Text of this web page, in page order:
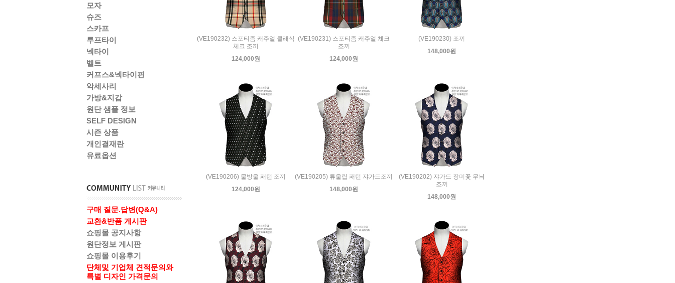
모자
슈즈
스카프
루프타이
넥타이
벨트
커프스&넥타이핀
악세사리
가방&지갑
원단 샘플 정보
SELF DESIGN
시즌 상품
개인결재란
유료옵션
구매 질문.답변(Q&A)
교환&반품 게시판
쇼핑몰 공지사항
원단정보 게시판
쇼핑몰 이용후기
단체및 기업체 견적문의와
특별 디자인 가격문의
(VE190232) 스포티즘 캐주얼 클래식
체크 조끼
124,000원
(VE190231) 스포티즘 캐주얼 체크
조끼
124,000원
(VE190230) 조끼
148,000원
(VE190206) 물방울 패턴 조끼
124,000원
(VE190205) 튜울립 패턴 쟈가드조끼
148,000원
(VE190202) 쟈가드 장미꽃 무늬
조끼
148,000원